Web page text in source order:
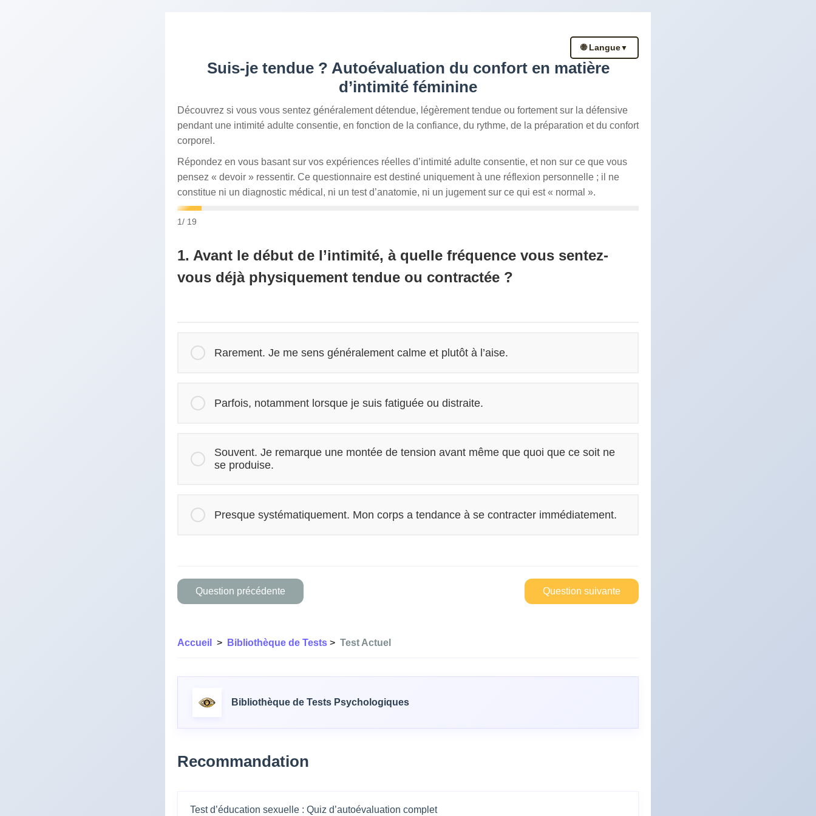
🌐 Langue▼
Suis-je tendue ? Autoévaluation du confort en matière
d’intimité féminine
Découvrez si vous vous sentez généralement détendue, légèrement tendue ou fortement sur la défensive
pendant une intimité adulte consentie, en fonction de la confiance, du rythme, de la préparation et du confort
corporel.
Répondez en vous basant sur vos expériences réelles d’intimité adulte consentie, et non sur ce que vous
pensez « devoir » ressentir. Ce questionnaire est destiné uniquement à une réflexion personnelle ; il ne
constitue ni un diagnostic médical, ni un test d’anatomie, ni un jugement sur ce qui est « normal ».
1/ 19
1. Avant le début de l’intimité, à quelle fréquence vous sentez-
vous déjà physiquement tendue ou contractée ?
Rarement. Je me sens généralement calme et plutôt à l’aise.
Parfois, notamment lorsque je suis fatiguée ou distraite.
Souvent. Je remarque une montée de tension avant même que quoi que ce soit ne
se produise.
Presque systématiquement. Mon corps a tendance à se contracter immédiatement.
Question précédente Question suivante
Accueil > Bibliothèque de Tests > Test Actuel
Bibliothèque de Tests Psychologiques
Recommandation
Test d’éducation sexuelle : Quiz d’autoévaluation complet